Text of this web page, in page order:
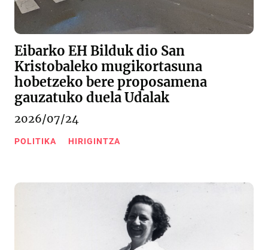
Eibarko EH Bilduk dio San
Kristobaleko mugikortasuna
hobetzeko bere proposamena
gauzatuko duela Udalak
2026/07/24
POLITIKA HIRIGINTZA